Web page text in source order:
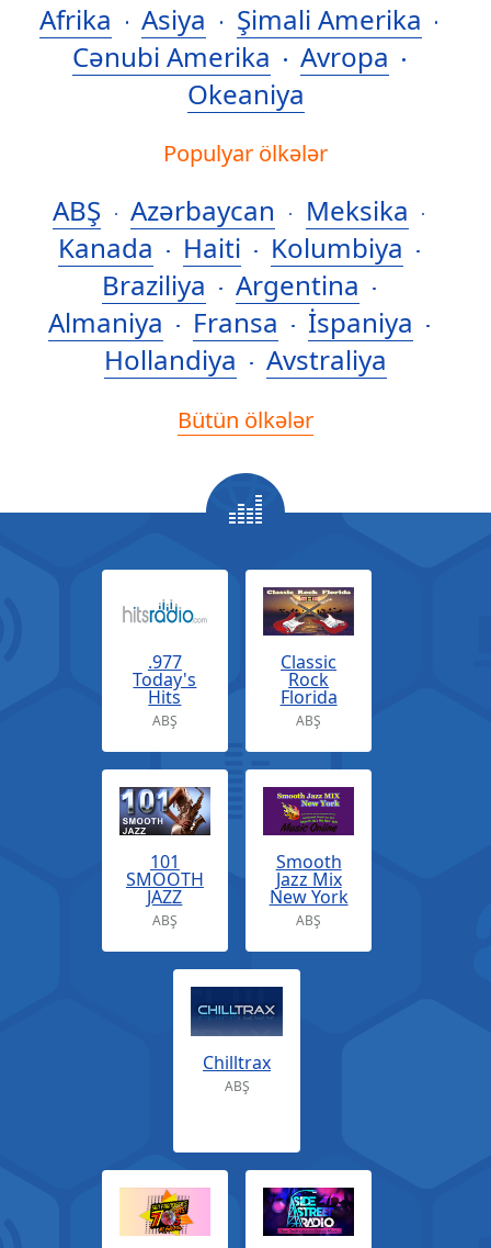
Afrika Asiya
Şimali Amerika
Cənubi Amerika
Avropa
Okeaniya
Populyar ölkələr
ABŞ Azərbaycan
Meksika
Kanada
Haiti
Kolumbiya
Braziliya
Argentina
Almaniya
Fransa
İspaniya
Hollandiya
Avstraliya
Bütün ölkələr
.977
Today's
Hits
ABŞ
Classic
Rock
Florida
ABŞ
101
SMOOTH
JAZZ
ABŞ
Smooth
Jazz Mix
New York
ABŞ
Chilltrax
ABŞ